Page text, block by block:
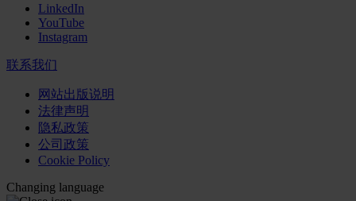
LinkedIn
YouTube
Instagram
联系我们
网站出版说明
法律声明
隐私政策
公司政策
Cookie Policy
Changing language